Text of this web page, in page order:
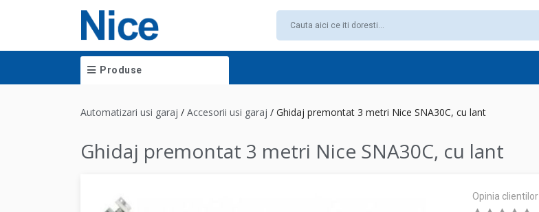
Produse
Automatizari usi garaj / Accesorii usi garaj / Ghidaj premontat 3 metri Nice SNA30C, cu lant
Ghidaj premontat 3 metri Nice SNA30C, cu lant
Opinia clientilor